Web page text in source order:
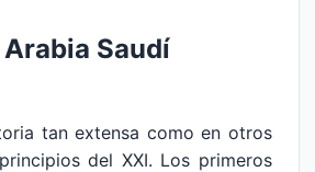
Saudí
tan extensa como en otros
del XXI. Los primeros